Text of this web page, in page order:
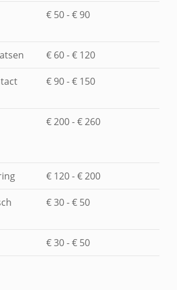
€ 50 - € 90
€ 60 - € 120
€ 90 - € 150
€ 200 - € 260
€ 120 - € 200
€ 30 - € 50
€ 30 - € 50